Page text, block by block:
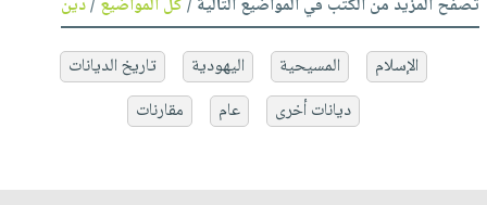
تصفح المزيد من الكتب في المواضيع التالية /كل المواضيع/دين
الإسلام المسيحية اليهودية
تاريخ الديانات
ديانات أخرى
عام مقارنات